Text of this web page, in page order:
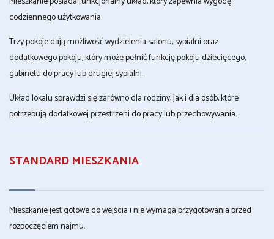
codziennego użytkowania.
Trzy pokoje dają możliwość wydzielenia salonu, sypialni oraz
dodatkowego pokoju, który może pełnić funkcję pokoju dziecięcego,
gabinetu do pracy lub drugiej sypialni.
Układ lokalu sprawdzi się zarówno dla rodziny, jak i dla osób, które
potrzebują dodatkowej przestrzeni do pracy lub przechowywania.
STANDARD MIESZKANIA
Mieszkanie jest gotowe do wejścia i nie wymaga przygotowania przed
rozpoczęciem najmu.